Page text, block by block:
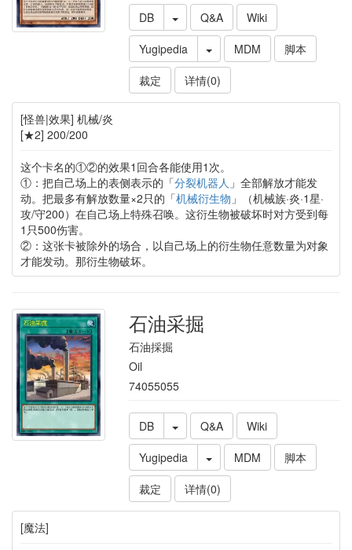
DB Q&A
Wiki
Yugipedia
MDM
脚本
裁定
详情(0)
[怪兽|效果] 机械/炎
[★2] 200/200
这个卡名的①②的效果1回合各能使用1次。
①：把自己场上的表侧表示的「分裂机器人 」全部解放才能发
动。把最多有解放数量×2只的「机械衍生物 」（机械族·炎·1星·
攻/守200）在自己场上特殊召唤。这衍生物被破坏时对方受到每
1只500伤害。
②：这张卡被除外的场合，以自己场上的衍生物任意数量为对象
才能发动。那衍生物破坏。
石油采掘
石油採掘
Oil
74055055
DB Q&A
Wiki
Yugipedia
MDM
脚本
裁定
详情(0)
[魔法]